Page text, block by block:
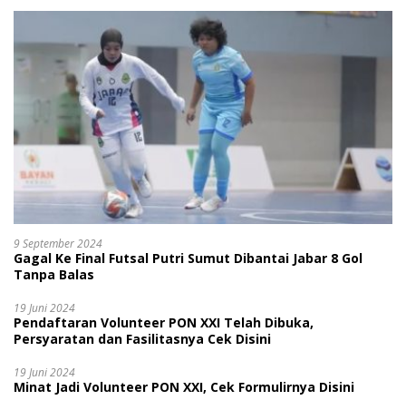
9 September 2024
Gagal Ke Final Futsal Putri Sumut Dibantai Jabar 8 Gol
Tanpa Balas
19 Juni 2024
Pendaftaran Volunteer PON XXI Telah Dibuka,
Persyaratan dan Fasilitasnya Cek Disini
19 Juni 2024
Minat Jadi Volunteer PON XXI, Cek Formulirnya Disini